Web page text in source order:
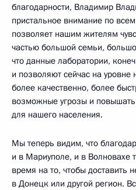
благодарности, Владимир
пристальное внимание по
позволяет нашим жителям
частью большой семьи,
что данные лаборатории,
и позволяют сейчас на уровне
более качественно, более
возможные угрозы и повышать
для нашего населения.
Мы теперь видим, что
и в Мариуполе, и в Волновахе
время на то, чтобы доставить
в Донецк или другой регион.